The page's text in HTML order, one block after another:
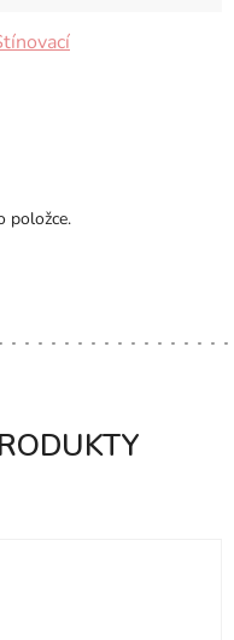
položce.